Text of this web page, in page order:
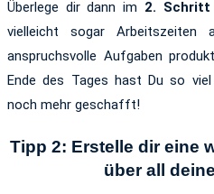
Überlege dir dann im 2. Schritt
vielleicht sogar Arbeitszeiten
anspruchsvolle Aufgaben
Ende des Tages hast Du so
noch mehr geschafft!
Tipp 2: Erstelle dir eine
über all